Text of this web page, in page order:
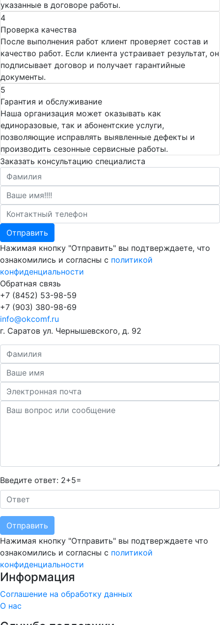
указанные в договоре работы.
4
Проверка качества
После выполнения работ клиент проверяет состав и
качество работ. Если клиента устраивает результат, он
подписывает договор и получает гарантийные
документы.
5
Гарантия и обслуживание
Наша организация может оказывать как
единоразовые, так и абонентские услуги,
позволяющие исправлять выявленные дефекты и
производить сезонные сервисные работы.
Заказать консультацию специалиста
Отправить
Нажимая кнопку "Отправить" вы подтверждаете, что
ознакомились и согласны с политикой
конфиденциальности
Обратная связь
+7 (8452) 53-98-59
+7 (903) 380-98-69
info@okcomf.ru
г. Саратов ул. Чернышевского, д. 92
Введите ответ: 2+5=
Отправить
Нажимая кнопку "Отправить" вы подтверждаете что
ознакомились и согласны с политикой
конфиденциальности
Информация
Соглашение на обработку данных
О нас